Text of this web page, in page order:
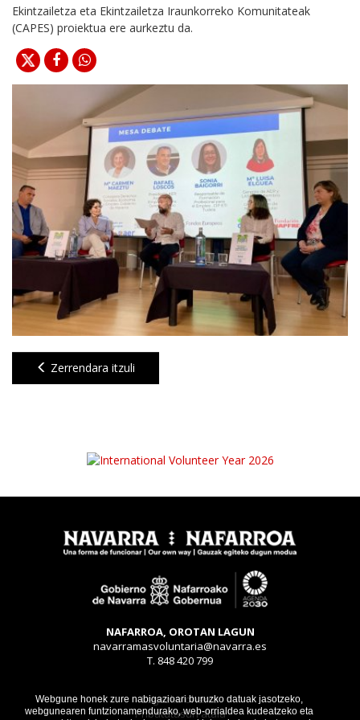
Webgune honek zure nabigazioari buruzko datuak jasotzeko,
webgunearen funtzionamendurako, web-orrialdea kudeatzeko eta
Ekintzailetza eta Ekintzailetza Iraunkorreko Komunitateak
(CAPES) proiektua ere aurkeztu da.
Zerrendara itzuli
NAFARROA, OROTAN LAGUN
navarramasvoluntaria@navarra.es
T. 848 420 799
Legezko oharra
Pribatutasun atala